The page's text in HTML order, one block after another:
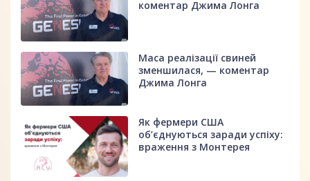
коментар Джима Лонга
Маса реалізації свиней
зменшилася, — коментар
Джима Лонга
Як фермери США
об’єднуються заради успіху:
враження з Монтерея